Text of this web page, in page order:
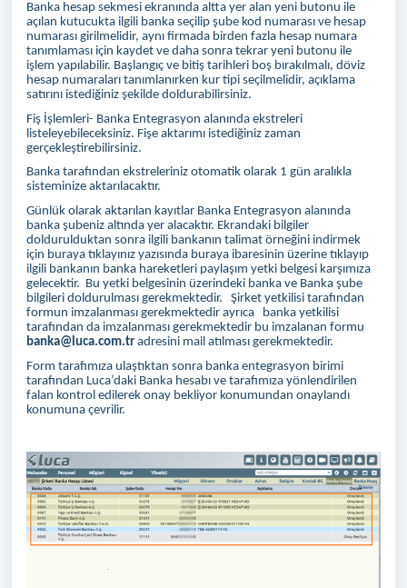
Banka hesap sekmesi ekranında altta yer alan yeni butonu ile
açılan kutucukta ilgili banka seçilip şube kod numarası ve hesap
numarası girilmelidir, aynı firmada birden fazla hesap numara
tanımlaması için kaydet ve daha sonra tekrar yeni butonu ile
işlem yapılabilir. Başlangıç ve bitiş tarihleri boş bırakılmalı, döviz
hesap numaraları tanımlanırken kur tipi seçilmelidir, açıklama
satırını istediğiniz şekilde doldurabilirsiniz.
Fiş İşlemleri- Banka Entegrasyon alanında ekstreleri
listeleyebileceksiniz. Fişe aktarımı istediğiniz zaman
gerçekleştirebilirsiniz.
Banka tarafından ekstreleriniz otomatik olarak 1 gün aralıkla
sisteminize aktarılacaktır.
Günlük olarak aktarılan kayıtlar Banka Entegrasyon alanında
banka şubeniz altında yer alacaktır. Ekrandaki bilgiler
doldurulduktan sonra ilgili bankanın talimat örneğini indirmek
için buraya tıklayınız yazısında buraya ibaresinin üzerine tıklayıp
ilgili bankanın banka hareketleri paylaşım yetki belgesi karşımıza
gelecektir. Bu yetki belgesinin üzerindeki banka ve Banka şube
bilgileri doldurulması gerekmektedir. Şirket yetkilisi tarafından
formun imzalanması gerekmektedir ayrıca banka yetkilisi
tarafından da imzalanması gerekmektedir bu imzalanan formu
banka@luca.com.tr adresini mail atılması gerekmektedir.
Form tarafımıza ulaştıktan sonra banka entegrasyon birimi
tarafından Luca’daki Banka hesabı ve tarafımıza yönlendirilen
falan kontrol edilerek onay bekliyor konumundan onaylandı
konumuna çevrilir.